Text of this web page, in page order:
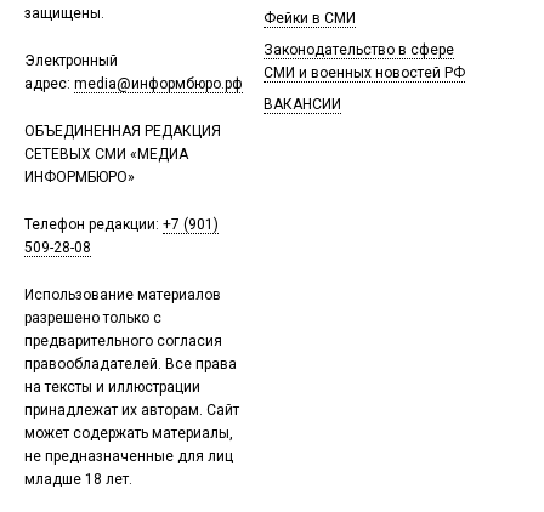
защищены.
Электронный
адрес: media@информбюро.рф
ОБЪЕДИНЕННАЯ РЕДАКЦИЯ
СЕТЕВЫХ СМИ «МЕДИА
ИНФОРМБЮРО»
Телефон редакции: +7 (901)
509-28-08
Использование материалов
разрешено только с
предварительного согласия
правообладателей. Все права
на тексты и иллюстрации
принадлежат их авторам. Сайт
может содержать материалы,
не предназначенные для лиц
младше 18 лет.
Фейки в СМИ
Законодательство в сфере
СМИ и военных новостей РФ
ВАКАНСИИ